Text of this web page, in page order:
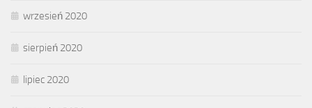
wrzesień 2020
sierpień 2020
lipiec 2020